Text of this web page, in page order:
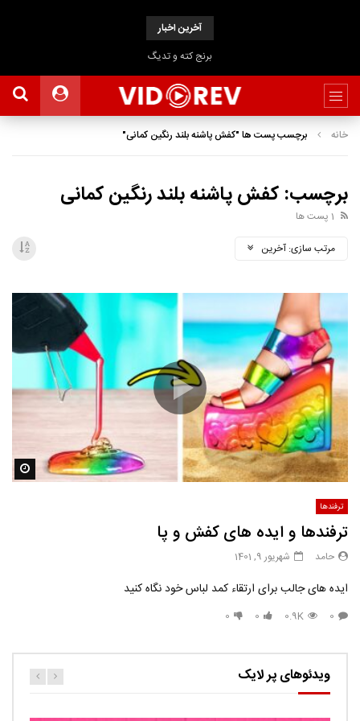
آخرین اخبار
برنج کته و تدیگ
خانه برچسب پست ها "کفش پاشنه بلند رنگین کمانی"
برچسب: کفش پاشنه بلند رنگین کمانی
1 پست ها
مرتب سازی: آخرین
ترفندها
ترفندها و ایده های کفش و پا
حامد شهریور 9, 1401
ایده های جالب برای ارتقاء کمد لباس خود نگاه کنید
0
0.9K
0
0
ویدئوهای پر لایک